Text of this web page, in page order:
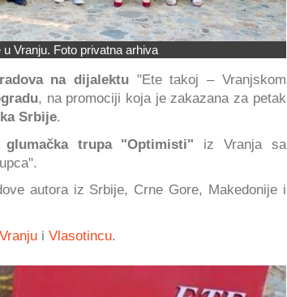
Vranju. Foto privatna arhiva
na dijalektu "Ete takoj – Vranjskom
, na promociji koja je zakazana za petak
Srbije.
glumačka trupa "Optimisti" iz Vranja sa
autora iz Srbije, Crne Gore, Makedonije i
Vranju i Vlasotincu.